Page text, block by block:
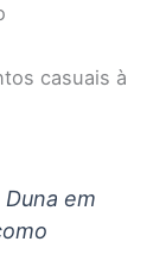
casuais à
em